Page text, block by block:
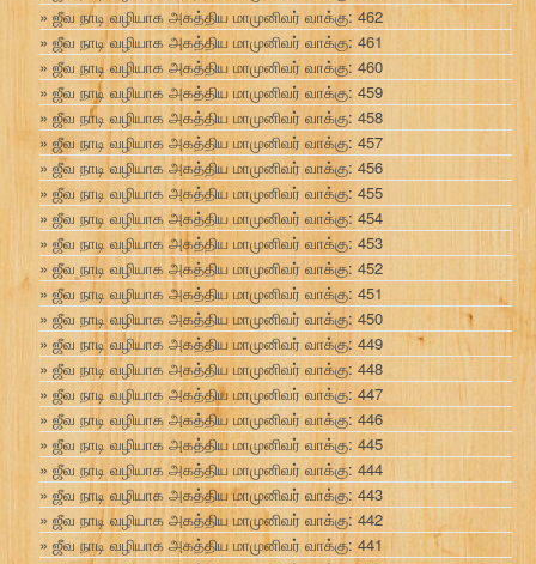
ஜீவ நாடி வழியாக அகத்திய மாமுனிவர் வாக்கு: 462
ஜீவ நாடி வழியாக அகத்திய மாமுனிவர் வாக்கு: 461
ஜீவ நாடி வழியாக அகத்திய மாமுனிவர் வாக்கு: 460
ஜீவ நாடி வழியாக அகத்திய மாமுனிவர் வாக்கு: 459
ஜீவ நாடி வழியாக அகத்திய மாமுனிவர் வாக்கு: 458
ஜீவ நாடி வழியாக அகத்திய மாமுனிவர் வாக்கு: 457
ஜீவ நாடி வழியாக அகத்திய மாமுனிவர் வாக்கு: 456
ஜீவ நாடி வழியாக அகத்திய மாமுனிவர் வாக்கு: 455
ஜீவ நாடி வழியாக அகத்திய மாமுனிவர் வாக்கு: 454
ஜீவ நாடி வழியாக அகத்திய மாமுனிவர் வாக்கு: 453
ஜீவ நாடி வழியாக அகத்திய மாமுனிவர் வாக்கு: 452
ஜீவ நாடி வழியாக அகத்திய மாமுனிவர் வாக்கு: 451
ஜீவ நாடி வழியாக அகத்திய மாமுனிவர் வாக்கு: 450
ஜீவ நாடி வழியாக அகத்திய மாமுனிவர் வாக்கு: 449
ஜீவ நாடி வழியாக அகத்திய மாமுனிவர் வாக்கு: 448
ஜீவ நாடி வழியாக அகத்திய மாமுனிவர் வாக்கு: 447
ஜீவ நாடி வழியாக அகத்திய மாமுனிவர் வாக்கு: 446
ஜீவ நாடி வழியாக அகத்திய மாமுனிவர் வாக்கு: 445
ஜீவ நாடி வழியாக அகத்திய மாமுனிவர் வாக்கு: 444
ஜீவ நாடி வழியாக அகத்திய மாமுனிவர் வாக்கு: 443
ஜீவ நாடி வழியாக அகத்திய மாமுனிவர் வாக்கு: 442
ஜீவ நாடி வழியாக அகத்திய மாமுனிவர் வாக்கு: 441